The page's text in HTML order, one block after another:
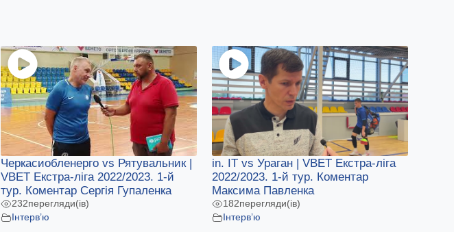
Черкасиобленерго vs Рятувальник |
VBET Екстра-ліга 2022/2023. 1-й
тур. Коментар Сергія Гупаленка
232перегляди(ів)
Інтерв’ю
in. IT vs Ураган | VBET Екстра-ліга
2022/2023. 1-й тур. Коментар
Максима Павленка
182перегляди(ів)
Інтерв’ю